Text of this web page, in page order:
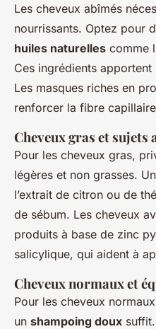
Les cheveux abîmés
nourrissants. Optez pour
huiles naturelles comme
Ces ingrédients
Les masques riches en
renforcer la fibre
Cheveux gras et sujets
Pour les cheveux gras,
légères et non grasses.
l’extrait de citron ou de
de sébum. Les cheveux
produits à base de zinc
salicylique, qui aident à
Cheveux normaux et
Pour les cheveux
un shampoing doux